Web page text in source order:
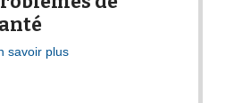
savoir plus